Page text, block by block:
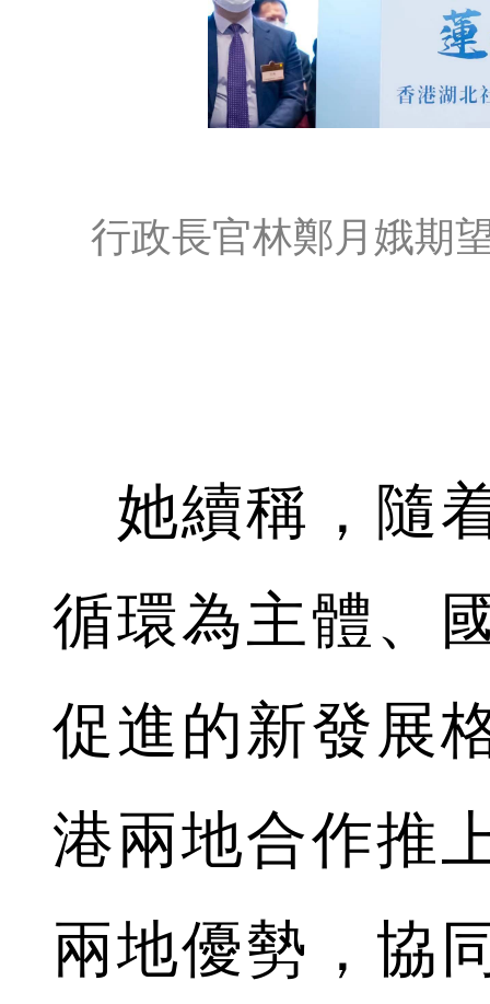
行政長官林鄭月娥期
她續稱，隨
循環為主體、
促進的新發展
港兩地合作推
兩地優勢，協